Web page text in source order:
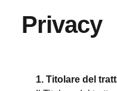
Privacy
1. Titolare del